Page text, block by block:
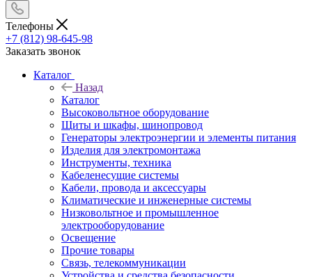
Телефоны
+7 (812) 98-645-98
Заказать звонок
Каталог
Назад
Каталог
Высоковольтное оборудование
Щиты и шкафы, шинопровод
Генераторы электроэнергии и элементы питания
Изделия для электромонтажа
Инструменты, техника
Кабеленесущие системы
Кабели, провода и аксессуары
Климатические и инженерные системы
Низковольтное и промышленное
электрооборудование
Освещение
Прочие товары
Связь, телекоммуникации